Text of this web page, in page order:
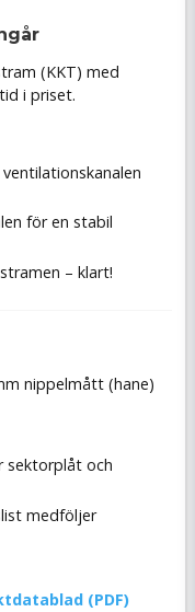
(KKT) med
i priset.
för en stabil
– klart!
nippelmått (hane)
sektorplåt och
medföljer
(PDF)